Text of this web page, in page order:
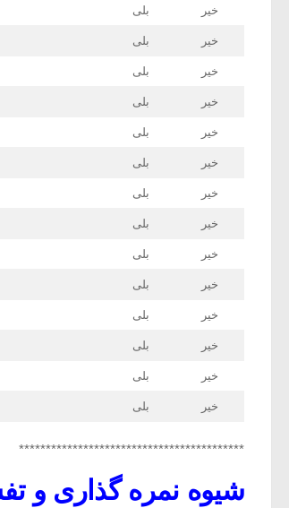
خیر بلی
خیر بلی
خیر بلی
خیر بلی
خیر بلی
خیر بلی
خیر بلی
خیر بلی
خیر بلی
خیر بلی
خیر بلی
خیر بلی
خیر بلی
خیر بلی
******************************************
شیوه نمره گذاری و